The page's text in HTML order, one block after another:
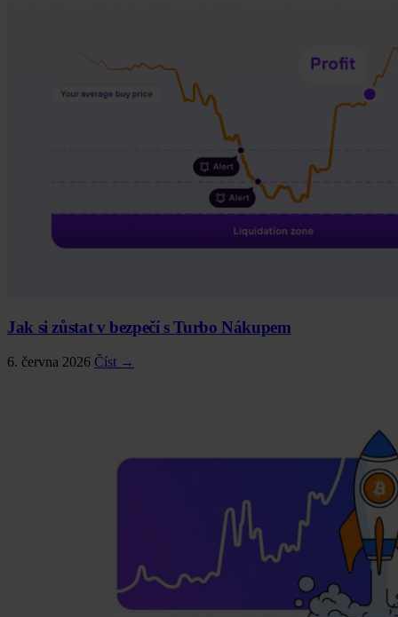
Jak si zůstat v bezpečí s Turbo Nákupem
6. června 2026 Číst →